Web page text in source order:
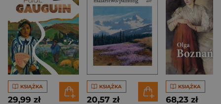
KSIĄŻKA
29,99 zł
KSIĄŻKA
20,57 zł
KSIĄŻKA
68,23 zł